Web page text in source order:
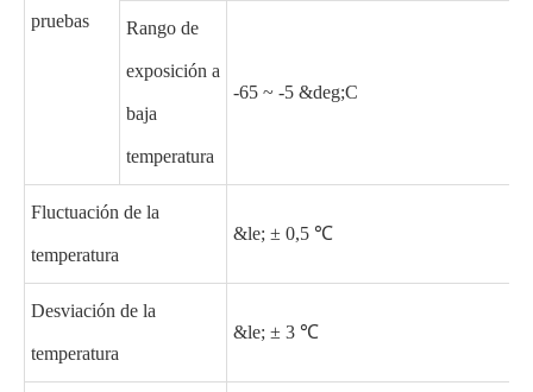
pruebas Rango de
exposición a
baja
temperatura
-65 ~ -5 &deg;C
Fluctuación de la
temperatura
&le; ± 0,5 ℃
Desviación de la
temperatura
&le; ± 3 ℃